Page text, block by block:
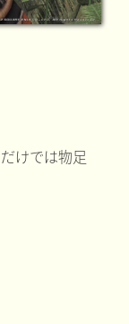
けでは物足